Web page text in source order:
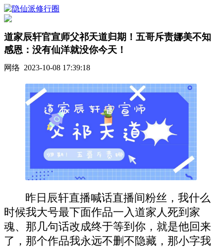
道家辰轩官宣师父祁天道归期！五哥斥责娜美不知
感恩：没有仙洋就没你今天！
网络 2023-10-08 17:39:18
昨日辰轩直播喊话直播间粉丝，我什么
时候我大号最下面作品一入道家人死到家
魂、那几句话改成终于等到你，就是他回来
了，那个作品我永远不删不隐藏，那小字我